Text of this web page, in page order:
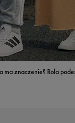
ma znaczenie? Rola